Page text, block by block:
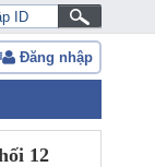
Đăng nhập
12